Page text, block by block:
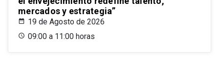
mercados y estrategia”
19 de Agosto de 2026
09:00 a 11:00 horas